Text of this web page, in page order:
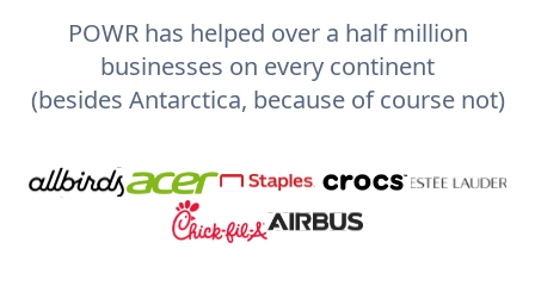
POWR has helped over a half million
businesses on every continent
(besides Antarctica, because of course not)